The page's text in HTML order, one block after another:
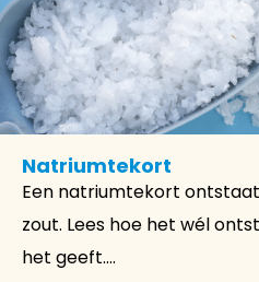
Natriumtekort
Een natriumtekort
zout. Lees hoe het wél
het geeft....